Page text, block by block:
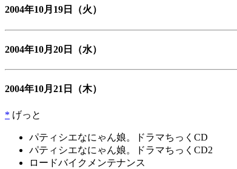
2004年10月19日 （火）
2004年10月20日 （水）
2004年10月21日 （木）
* げっと
パティシエなにゃん娘。ドラマちっくCD
パティシエなにゃん娘。ドラマちっくCD2
ロードバイクメンテナンス